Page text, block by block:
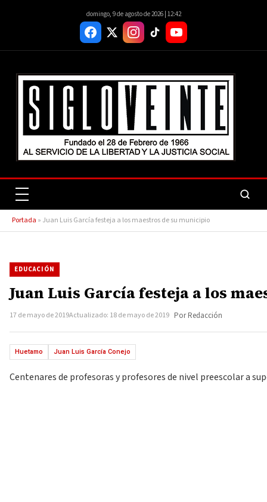
domingo, 9 de agosto de 2026 | 12:42
Portada » Juan Luis García festeja a los maestros de su municipio
EDUCACIÓN
Juan Luis García festeja a los
17 de mayo de 2019Actualizado: 18 de mayo de 2019 Por Redacción
Huetamo Juan Luis García Conejo
Centenares de profesoras y profesores de nivel preescolar a